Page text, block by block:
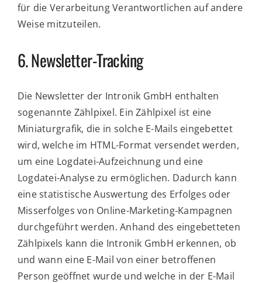
für die Verarbeitung Verantwortlichen auf andere
Weise mitzuteilen.
6. Newsletter-Tracking
Die Newsletter der Intronik GmbH enthalten
sogenannte Zählpixel. Ein Zählpixel ist eine
Miniaturgrafik, die in solche E-Mails eingebettet
wird, welche im HTML-Format versendet werden,
um eine Logdatei-Aufzeichnung und eine
Logdatei-Analyse zu ermöglichen. Dadurch kann
eine statistische Auswertung des Erfolges oder
Misserfolges von Online-Marketing-Kampagnen
durchgeführt werden. Anhand des eingebetteten
Zählpixels kann die Intronik GmbH erkennen, ob
und wann eine E-Mail von einer betroffenen
Person geöffnet wurde und welche in der E-Mail